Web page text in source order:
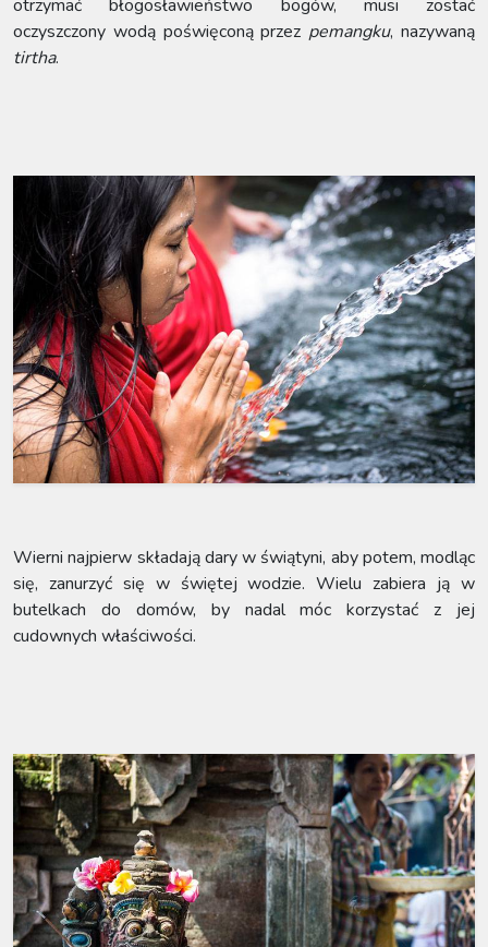
otrzymać błogosławieństwo bogów, musi zostać
oczyszczony wodą poświęconą przez pemangku, nazywaną
tirtha.
Wierni najpierw składają dary w świątyni, aby potem, modląc
się, zanurzyć się w świętej wodzie. Wielu zabiera ją w
butelkach do domów, by nadal móc korzystać z jej
cudownych właściwości.